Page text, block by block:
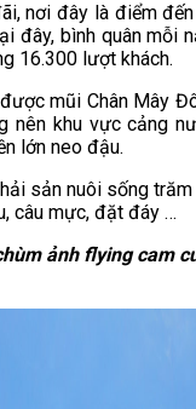
nơi đây là điểm
đây, bình quân mỗi
16.300 lượt khách.
mũi Chân Mây
nên khu vực cảng
lớn neo đậu.
sản nuôi sống
câu mực, đặt đáy …
ảnh flying cam